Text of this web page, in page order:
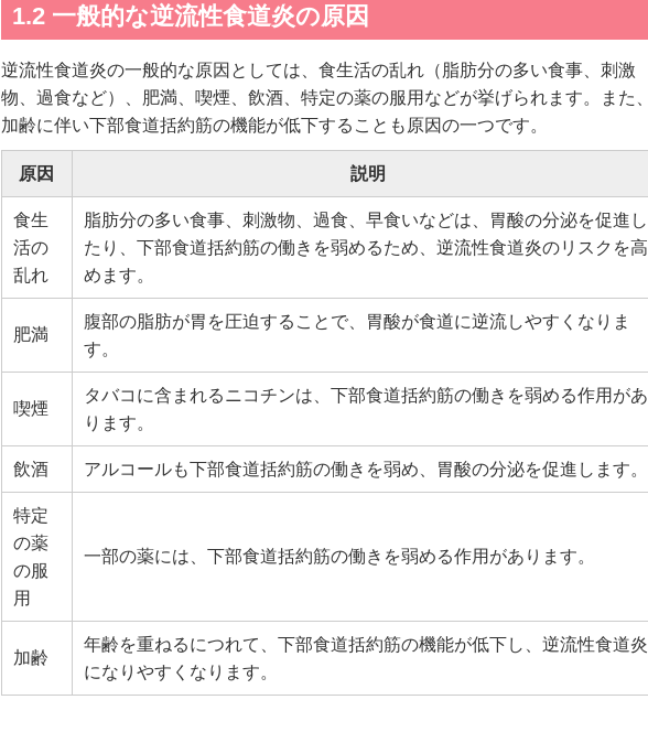
1.2 一般的な逆流性食道炎の原因
逆流性食道炎の一般的な原因としては、食生活の乱れ（脂肪分の多い食事、刺激
物、過食など）、肥満、喫煙、飲酒、特定の薬の服用などが挙げられます。また、
加齢に伴い下部食道括約筋の機能が低下することも原因の一つです。
原因 説明
食生
活の
乱れ
脂肪分の多い食事、刺激物、過食、早食いなどは、胃酸の分泌を促進し
たり、下部食道括約筋の働きを弱めるため、逆流性食道炎のリスクを高
めます。
肥満
腹部の脂肪が胃を圧迫することで、胃酸が食道に逆流しやすくなりま
す。
喫煙
タバコに含まれるニコチンは、下部食道括約筋の働きを弱める作用があ
ります。
飲酒 アルコールも下部食道括約筋の働きを弱め、胃酸の分泌を促進します。
特定
の薬
の服
用
一部の薬には、下部食道括約筋の働きを弱める作用があります。
加齢
年齢を重ねるにつれて、下部食道括約筋の機能が低下し、逆流性食道炎
になりやすくなります。